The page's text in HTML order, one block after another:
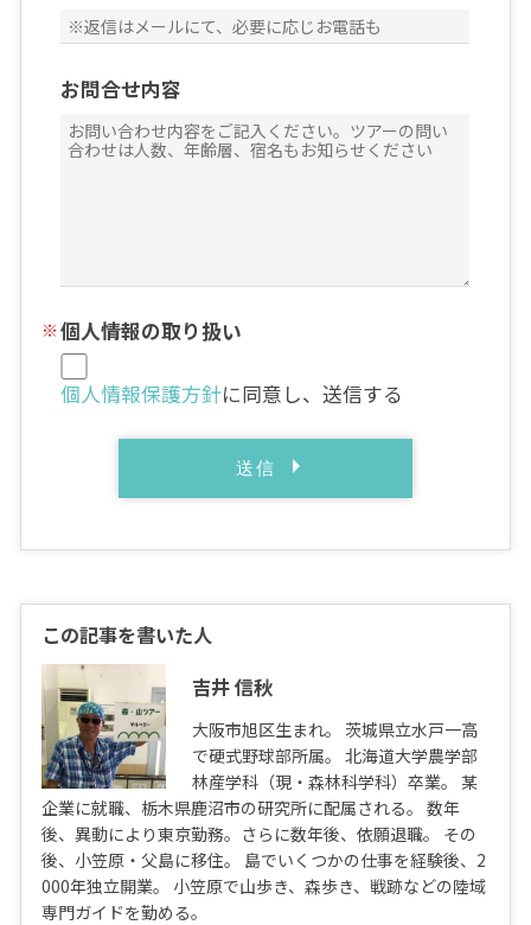
お問合せ内容
個人情報の取り扱い
個人情報保護方針に同意し、送信する
この記事を書いた人
吉井 信秋
大阪市旭区生まれ。 茨城県立水戸一高
で硬式野球部所属。 北海道大学農学部
林産学科（現・森林科学科）卒業。 某
企業に就職、栃木県鹿沼市の研究所に配属される。 数年
後、異動により東京勤務。さらに数年後、依願退職。 その
後、小笠原・父島に移住。 島でいくつかの仕事を経験後、2
000年独立開業。 小笠原で山歩き、森歩き、戦跡などの陸域
専門ガイドを勤める。